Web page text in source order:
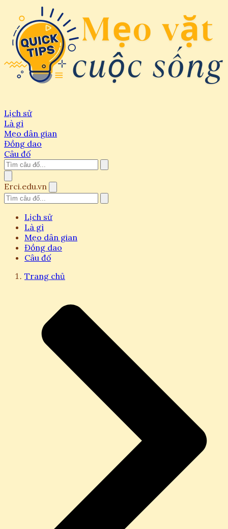
Lịch sử
Là gì
Mẹo dân gian
Đồng dao
Câu đố
Erci.edu.vn
Lịch sử
Là gì
Mẹo dân gian
Đồng dao
Câu đố
Trang chủ